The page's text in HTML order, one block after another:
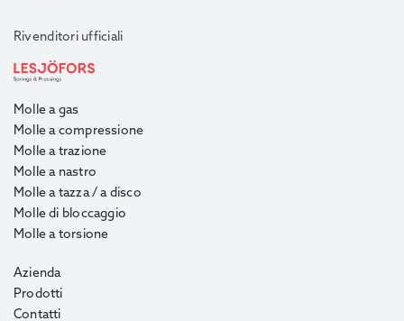
Rivenditori ufficiali
Molle a gas
Molle a compressione
Molle a trazione
Molle a nastro
Molle a tazza / a disco
Molle di bloccaggio
Molle a torsione
Azienda
Prodotti
Contatti